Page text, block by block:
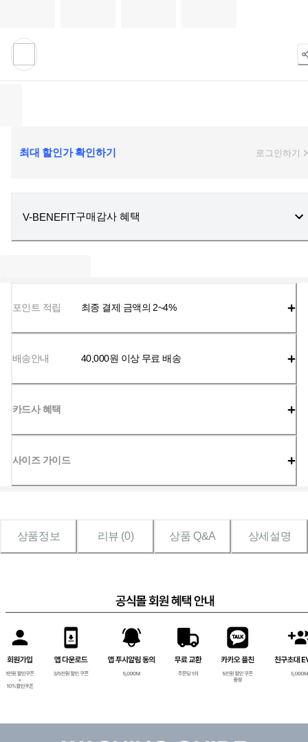
최대 할인가 확인하기 로그인하기
V-BENEFIT구매감사 혜택
포인트 적립 최종 결제 금액의 2~4%
배송안내 40,000원 이상 무료 배송
카드사 혜택
사이즈 가이드
상품정보 리뷰 (0) 상품 Q&A 상세설명